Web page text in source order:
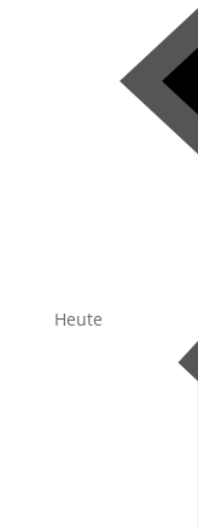
Heute